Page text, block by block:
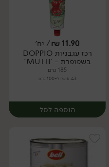
יח׳
11.90
₪/ יח׳
רכז עגבניות DOPPIO
בשפופרת - 'MUTTI'
185 גרם
6.43 ₪ ל-100 גרם
הוספה לסל